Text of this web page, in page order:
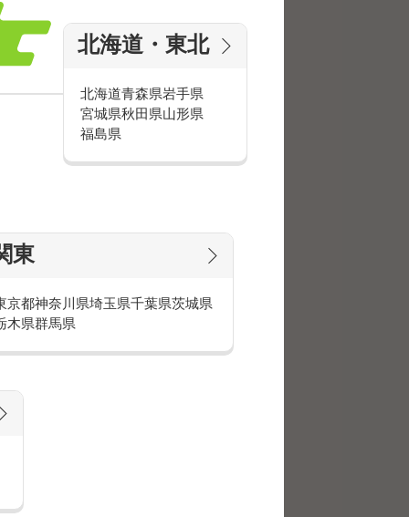
北海道・東北
北海道青森県岩手県
宮城県秋田県山形県
福島県
東
京都神奈川県埼玉県千葉県茨城県
木県群馬県
て定職には付かず夢を追ってい
ど、たくさんの方が働いていま
が週5日のお仕事です。